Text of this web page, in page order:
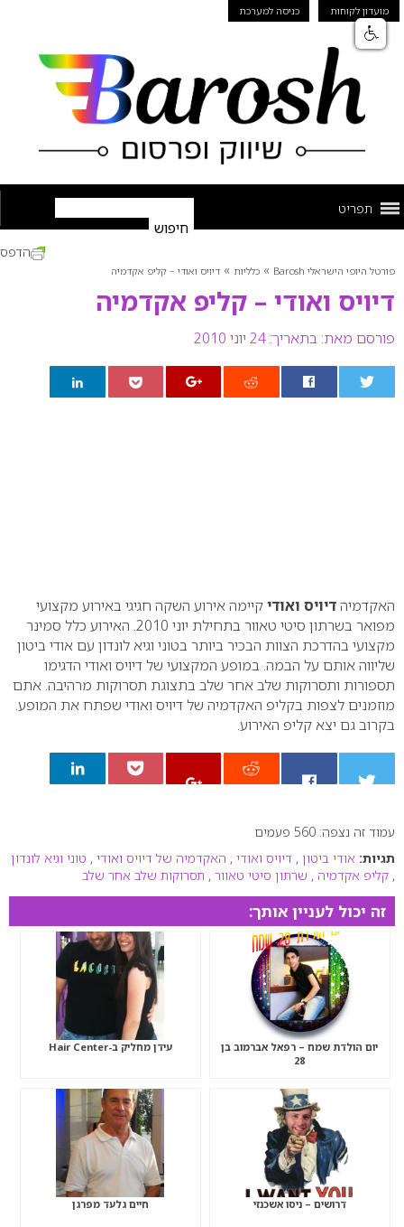
מועדון לקוחות כניסה למערכת
תפריט
פורטל היופי הישראלי Barosh » כלליות » דיויס ואודי – קליפ אקדמיה
דיויס ואודי – קליפ אקדמיה
פורסם מאת: בתאריך: 24 יוני 2010
הדפס
האקדמיהדיויס ואודיקיימה אירוע השקה חגיגי באירוע מקצועי
מפואר בשרתון סיטי טאוור בתחילת יוני 2010. האירוע כלל סמינר
מקצועי בהדרכת הצוות הבכיר ביותר בטוני וגיא לונדון עם אודי ביטון
שליווה אותם על הבמה. במופע המקצועי של דיויס ואודי הדגימו
תספורות ותסרוקות שלב אחר שלב בתצוגת תסרוקות מרהיבה. אתם
מוזמנים לצפות בקליפ האקדמיה של דיויס ואודי שפתח את המופע.
בקרוב גם יצא קליפ האירוע.
0עמוד זה נצפה: 560 פעמים
תגיות: אודי ביטון , דיויס ואודי , האקדמיה של דיויס ואודי , טוני וגיא לונדון
, קליפ אקדמיה , שרתון סיטי טאוור , תסרוקות שלב אחר שלב
זה יכול לעניין אותך:
יום הולדת שמח – רפאל אברמוב בן
28
עידן מחליק ב-Hair Center
דרושים – ניסו אשכנזי חיים גלעד מפרגן